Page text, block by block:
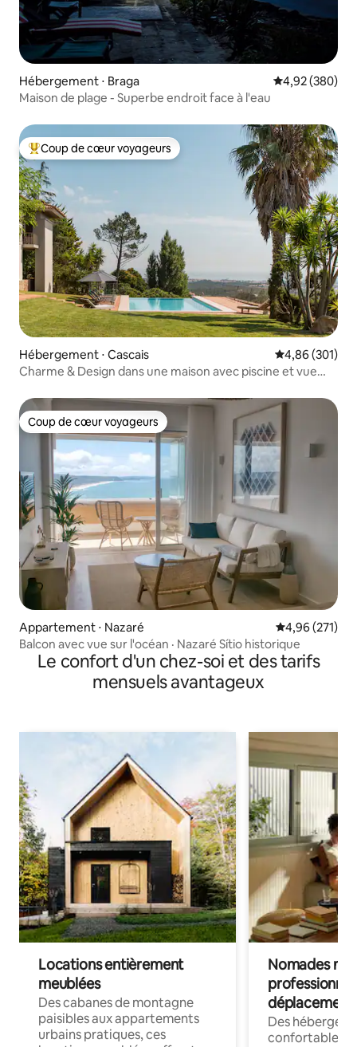
Hébergement ⋅ Braga Évaluation
4,92 (380)
Maison de plage - Superbe endroit face à l'eau
Coups de cœur voyageurs les plus appréciés
Coup de cœur voyageurs
Hébergement ⋅ Cascais Évaluation
4,86 (301)
Charme & Design dans une maison avec piscine et vue
Coup de cœur voyageurs
Coup de cœur voyageurs
Appartement ⋅ Nazaré Évaluation
4,96 (271)
Balcon avec vue sur l'océan · Nazaré Sítio historique
Le confort d'un chez-soi et des tarifs
mensuels avantageux
Locations entièrement
meublées
Des cabanes de montagne
paisibles aux appartements
urbains pratiques, ces
Nomades
déplacement
Des
confortables